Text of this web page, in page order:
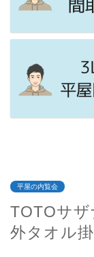
平屋の内覧会
TOTOサ
外タオル